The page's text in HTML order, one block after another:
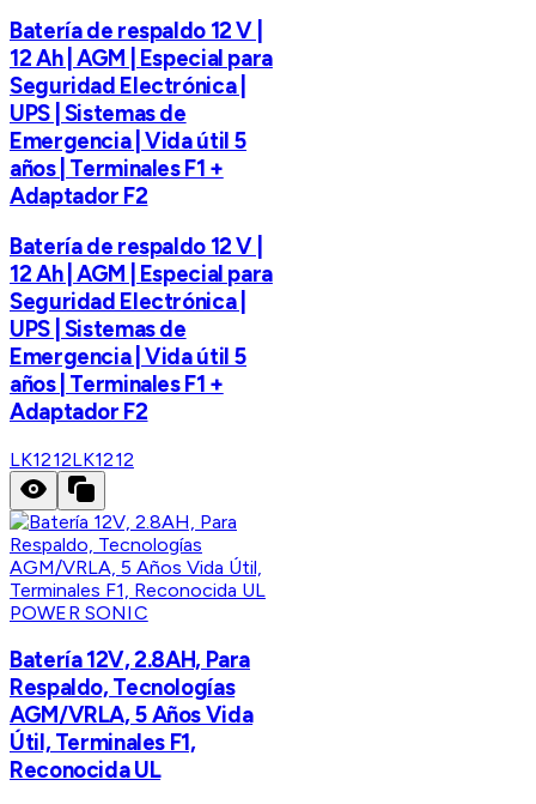
Batería de respaldo 12 V |
12 Ah | AGM | Especial para
Seguridad Electrónica |
UPS | Sistemas de
Emergencia | Vida útil 5
años | Terminales F1 +
Adaptador F2
Batería de respaldo 12 V |
12 Ah | AGM | Especial para
Seguridad Electrónica |
UPS | Sistemas de
Emergencia | Vida útil 5
años | Terminales F1 +
Adaptador F2
LK1212LK1212
POWER SONIC
Batería 12V, 2.8AH, Para
Respaldo, Tecnologías
AGM/VRLA, 5 Años Vida
Útil, Terminales F1,
Reconocida UL